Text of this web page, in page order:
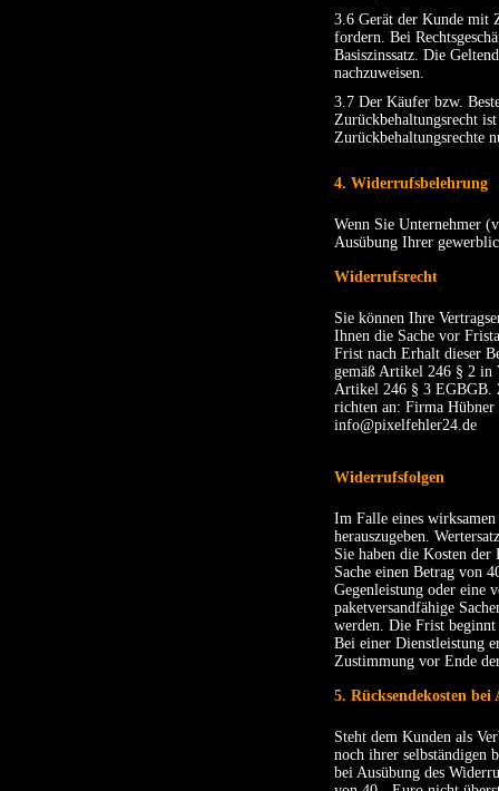
3.6 Gerät der Kunde mit
fordern. Bei
Basiszinssatz. Die
nachzuweisen.
3.7 Der Käufer bzw.
Zurückbehaltungsrecht
Zurückbehaltungsrechte
4. Widerrufsbelehrung
Wenn Sie Unternehmer
Ausübung Ihrer
Widerrufsrecht
Sie können Ihre
Ihnen die Sache vor
Frist nach Erhalt dieser
gemäß Artikel 246 § 2 in
Artikel 246 § 3 EGBGB.
richten an: Firma
info@pixelfehler24.de
Widerrufsfolgen
Im Falle eines
herauszugeben.
Sie haben die Kosten der
Sache einen Betrag von
Gegenleistung oder eine
paketversandfähige
werden. Die Frist
Bei einer Dienstleistung
Zustimmung vor Ende
5. Rücksendekosten
Steht dem Kunden als
noch ihrer selbständigen
bei Ausübung des